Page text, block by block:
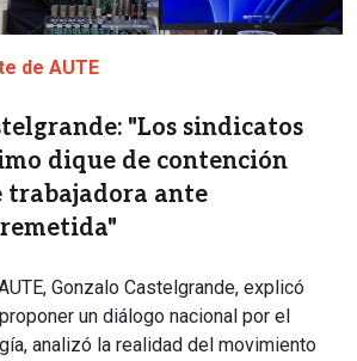
de AUTE
"Los sindicatos
dique de contención
trabajadora ante
Gonzalo Castelgrande, explicó
un diálogo nacional por el
analizó la realidad del movimiento